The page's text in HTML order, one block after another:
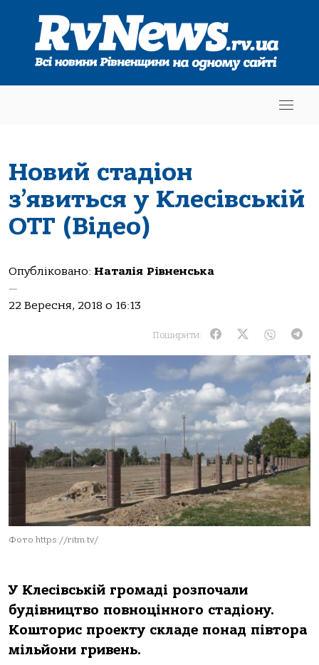
Новий стадіон
з’явиться у Клесівській
ОТГ (Відео)
Опубліковано: Наталія Рівненська
—
22 Вересня, 2018 о 16:13
Поширити:
Фото https://ritm.tv/
У Клесівській громаді розпочали
будівництво повноцінного стадіону.
Кошторис проекту складе понад півтора
мільйони гривень.